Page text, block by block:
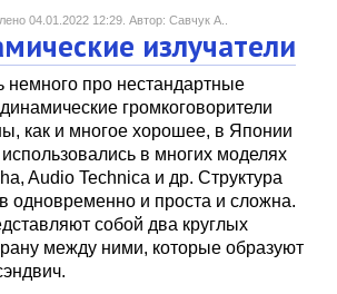
04.01.2022 12:29. Автор: Савчук А..
излучатели
немного про нестандартные
громкоговорители
как и многое хорошее, в Японии
в многих моделях
Audio Technica и др. Структура
одновременно и проста и сложна.
собой два круглых
между ними, которые образуют